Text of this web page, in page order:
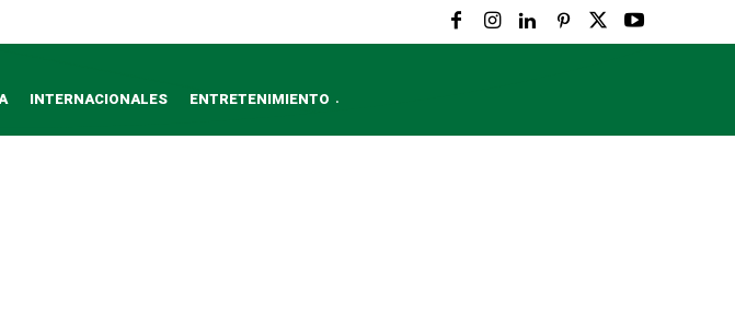
INTERNACIONALES ENTRETENIMIENTO